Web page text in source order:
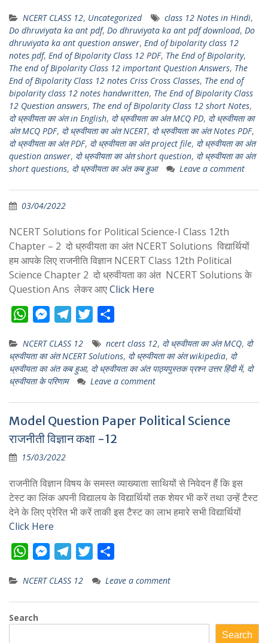
a
t
s
A
p
p
s
s
e
n
g
e
r
e
g
r
a
m
i
t
t
e
r
a
r
e
NCERT CLASS 12, Uncategorized class 12 Notes in Hindi,
Do dhruviyata ka ant pdf, Do dhruviyata ka ant pdf download, Do
dhruviyata ka ant question answer, End of bipolarity class 12
notes pdf, End of Bipolarity Class 12 PDF, The End of Bipolarity,
The end of Bipolarity Class 12 important Question Answers, The
End of Bipolarity Class 12 notes Criss Cross Classes, The end of
bipolarity class 12 notes handwritten, The End of Bipolarity Class
12 Question answers, The end of Bipolarity Class 12 short Notes,
दो ध्रुवीयता का अंत in English, दो ध्रुवीयता का अंत MCQ PD, दो ध्रुवीयता का
अंत MCQ PDF, दो ध्रुवीयता का अंत NCERT, दो ध्रुवीयता का अंत Notes PDF,
दो ध्रुवीयता का अंत PDF, दो ध्रुवीयता का अंत project file, दो ध्रुवीयता का अंत
question answer, दो ध्रुवीयता का अंत short question, दो ध्रुवीयता का अंत
short questions, दो ध्रुवीयता का अंत कब हुआ Leave a comment
03/04/2022
NCERT Solutions for Political Science-I Class 12th
Chapter – 2 दो ध्रुवीयता का अंत NCERT Solutions विद्यार्थियों
हम आपके लिए राजनीति विज्ञान NCERT Class 12th Political
Science Chapter 2 दो ध्रुवीयता का अंत NCERT Solutions के
Question Ans लेकर आएClick Here
W
a
t
s
p
p
M
s
s
e
g
e
e
i
t
t
a
r
e
NCERT CLASS 12 ncert class 12, दो ध्रुवीयता का अंत MCQ, दो
ध्रुवीयता का अंत NCERT Solutions, दो ध्रुवीयता का अंत wikipedia, दो
ध्रुवीयता का अंत कब हुआ, दो ध्रुवीयता का अंत पाठ्यपुस्तक प्रश्न उत्तर हिंदी में, दो
ध्रुवीयता के परिणाम
Leave a comment
Model Question Paper Political Science
राजनीती विज्ञान कक्षा -12
15/03/2022
राजनीति विज्ञान विषय के समस्त व्याख्याता साथियों से निवेदन हैं कि इस
टेस्ट का लिंक अपनी विद्यालय के विद्यार्थियों तक शेयर भी करें तथा उन्हें टैस्ट
देने के लिए प्रेरित भी करें ताकी इस टैस्ट का लाभ हमारे सभी विद्यार्थियों
Click Here
W
a
t
s
M
s
s
e
i
t
a
r
NCERT CLASS 12 Leave a comment
Search
Search